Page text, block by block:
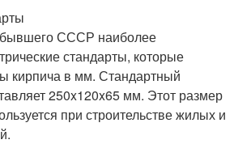
бывшего СССР наиболее
стандарты, которые
кирпича в мм. Стандартный
250x120x65 мм. Этот размер
при строительстве жилых и